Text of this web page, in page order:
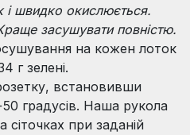
і швидко окислюється.
засушувати повністю.
на кожен лоток
г зелені.
встановивши
градусів. Наша рукола
сіточках при заданій